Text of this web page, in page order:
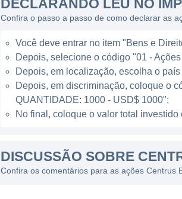
A empresa está incorporada em
vista como uma player chave no
setor energético global.
A CENTRUS ENERGY HOJE
Atualmente, a Centrus Energy
tecnologias mais limpas e
compromisso com a
DECLARANDO LEU NO
Confira o passo a passo de como declarar as
Você deve entrar no item "Bens e
Depois, selecione o código "01 -
Depois, em localização, escolha o
Depois, em discriminação, coloque o
QUANTIDADE: 1000 - USD$ 1000";
No final, coloque o valor total
DISCUSSÃO SOBRE
Confira os comentários para as ações Centrus